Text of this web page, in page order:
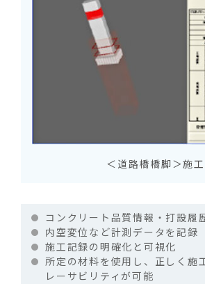
＜道路橋橋脚＞施工
コンクリート品質情報・打設履
内空変位など計測データを記録
施工記録の明確化と可視化
所定の材料を使用し、正しく施
レーサビリティが可能